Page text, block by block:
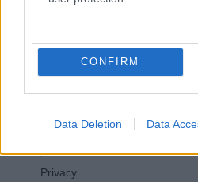
CONFIRM
Data Deletion Data
Iscriviti alla newsletter di
email periodiche contenenti le
sul sito web!
Privacy